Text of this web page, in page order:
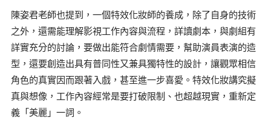
陳姿君老師也提到，一個特效化妝師的養成，除了自身的技術
之外，還需能理解影視工作內容與流程，詳讀劇本，與劇組有
詳實充分的討論，要做出能符合劇情需要，幫助演員表演的造
型，還要創造出具有普同性又兼具獨特性的設計，讓觀眾相信
角色的真實因而跟著入戲，甚至進一步喜愛。特效化妝講究擬
真與想像，工作內容經常是要打破限制、也超越現實，重新定
義「美麗」一詞。